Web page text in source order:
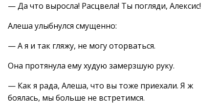
— Да что выросла! Расцвела! Ты погляди, Алексис!
Алеша улыбнулся смущенно:
— А я и так гляжу, не могу оторваться.
Она протянула ему худую замерзшую руку.
— Как я рада, Алеша, что вы тоже приехали. Я ж
боялась, мы больше не встретимся.